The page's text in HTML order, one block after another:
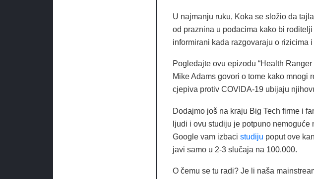
U najmanju ruku, Koka se složio da
od praznina u podacima kako bi
informirani kada razgovaraju o rizicima
Pogledajte ovu epizodu “Health
Mike Adams govori o tome kako mnogi
cjepiva protiv COVIDA-19 ubijaju
Dodajmo još na kraju Big Tech firme i
ljudi i ovu studiju je potpuno
Google vam izbaci studiju poput ove
javi samo u 2-3 slučaja na 100.000.
O čemu se tu radi? Je li naša